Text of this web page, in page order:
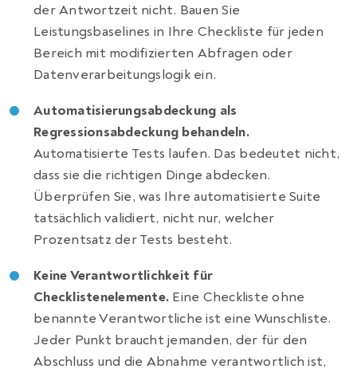
der Antwortzeit nicht. Bauen Sie
Leistungsbaselines in Ihre Checkliste für jeden
Bereich mit modifizierten Abfragen oder
Datenverarbeitungslogik ein.
Automatisierungsabdeckung als
Regressionsabdeckung behandeln.
Automatisierte Tests laufen. Das bedeutet nicht,
dass sie die richtigen Dinge abdecken.
Überprüfen Sie, was Ihre automatisierte Suite
tatsächlich validiert, nicht nur, welcher
Prozentsatz der Tests besteht.
Keine Verantwortlichkeit für
Checklistenelemente. Eine Checkliste ohne
benannte Verantwortliche ist eine Wunschliste.
Jeder Punkt braucht jemanden, der für den
Abschluss und die Abnahme verantwortlich ist,